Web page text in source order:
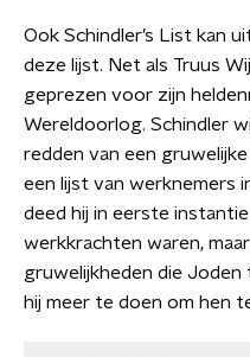
Ook Schindler’s List kan
deze lijst. Net als Truus
geprezen voor zijn
Wereldoorlog. Schindler
redden van een
een lijst van werknemers
deed hij in eerste
werkkrachten waren,
gruwelijkheden die
hij meer te doen om hen